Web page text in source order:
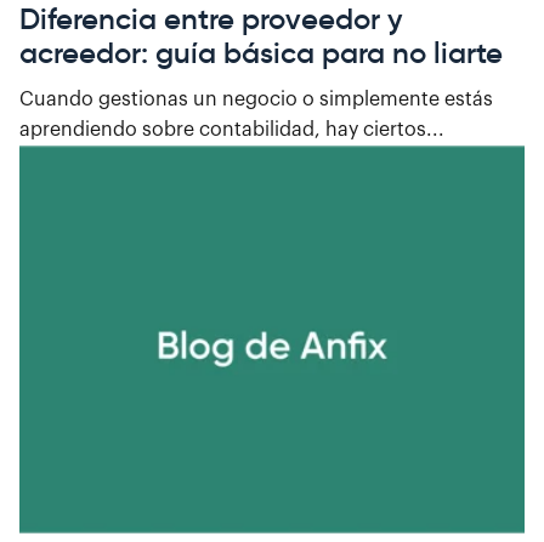
Diferencia entre proveedor y
acreedor: guía básica para no liarte
Cuando gestionas un negocio o simplemente estás
aprendiendo sobre contabilidad, hay ciertos...